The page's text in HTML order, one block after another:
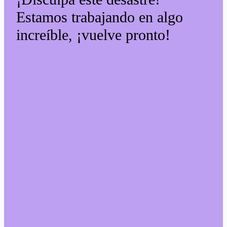
Estamos trabajando en algo
increíble, ¡vuelve pronto!